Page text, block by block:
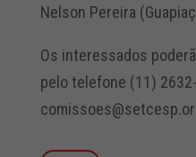
Nelson Pereira
Os interessados
pelo telefone (11)